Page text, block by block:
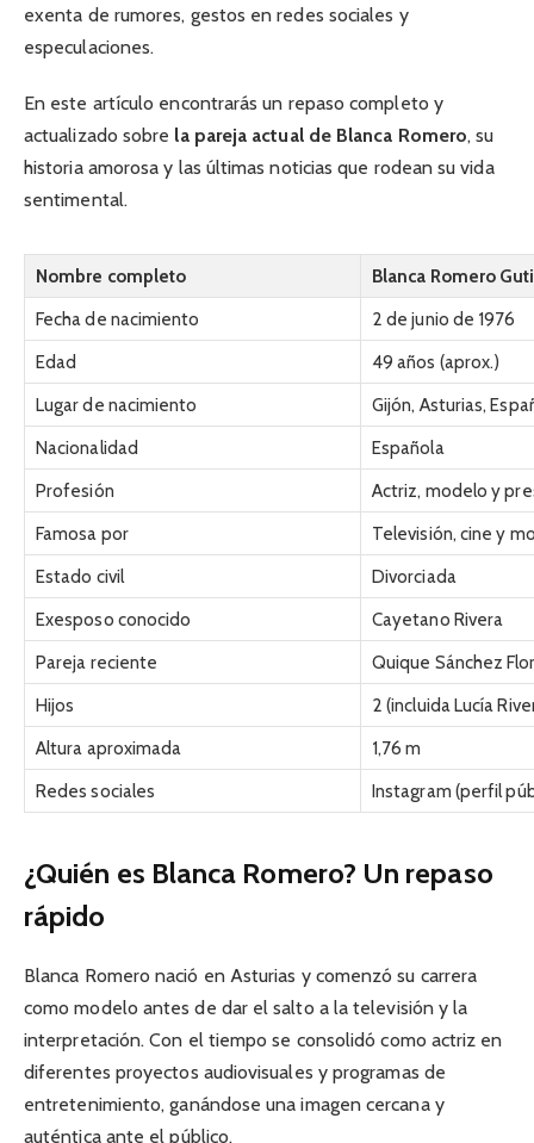
exenta de rumores, gestos en redes sociales y
especulaciones.
En este artículo encontrarás un repaso completo y
actualizado sobre la pareja actual de Blanca Romero, su
historia amorosa y las últimas noticias que rodean su vida
sentimental.
Nombre completo
Blanca Romero
Fecha de nacimiento
2 de junio de 1976
Edad
49 años (aprox.)
Lugar de nacimiento
Gijón, Asturias,
Nacionalidad
Española
Profesión
Actriz, modelo y
Famosa por
Televisión, cine y
Estado civil
Divorciada
Exesposo conocido
Cayetano Rivera
Pareja reciente
Quique Sánchez
Hijos
2 (incluida Lucía
Altura aproximada
1,76 m
Redes sociales
Instagram (perfil
¿Quién es Blanca Romero? Un repaso
rápido
Blanca Romero nació en Asturias y comenzó su carrera
como modelo antes de dar el salto a la televisión y la
interpretación. Con el tiempo se consolidó como actriz en
diferentes proyectos audiovisuales y programas de
entretenimiento, ganándose una imagen cercana y
auténtica ante el público.